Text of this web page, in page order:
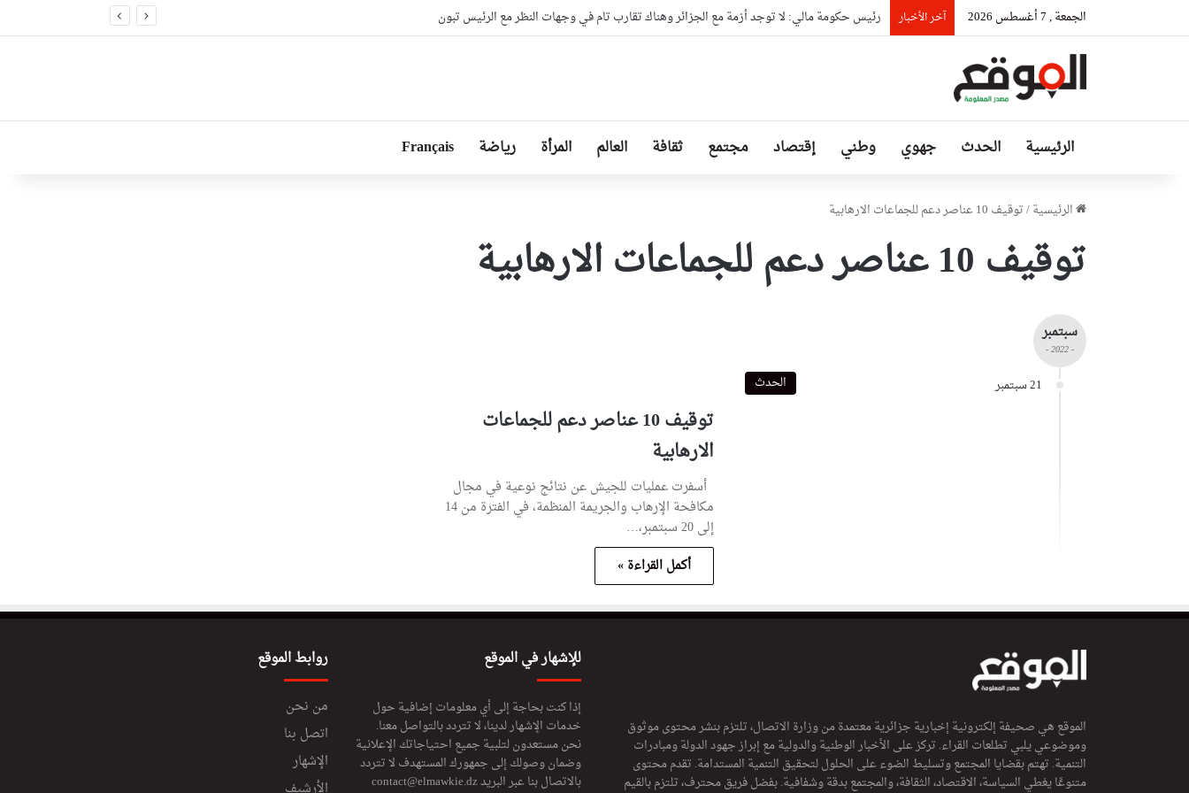
الجمعة , 7 أغسطس 2026 آخر الأخبار رئيس حكومة مالي: لا توجد أزمة مع الجزائر وهناك تقارب تام في وجهات النظر مع الرئيس تبون
الرئيسية الحدث جهوي وطني إقتصاد مجتمع ثقافة العالم المرأة رياضة Français
الرئيسية/توقيف 10 عناصر دعم للجماعات الارهابية
توقيف 10 عناصر دعم للجماعات الارهابية
سبتمبر
- 2022 -
21 سبتمبر الحدث
توقيف 10 عناصر دعم للجماعات
الارهابية
أسفرت عمليات للجيش عن نتائج نوعية في مجال
مكافحة الإرهاب والجريمة المنظمة، في الفترة من 14
إلى 20 سبتمبر،…
أكمل القراءة »
الموقع هي صحيفة إلكترونية إخبارية جزائرية معتمدة من وزارة الاتصال، تلتزم بنشر محتوى موثوق
وموضوعي يلبي تطلعات القراء. تركز على الأخبار الوطنية والدولية مع إبراز جهود الدولة ومبادرات
التنمية. تهتم بقضايا المجتمع وتسليط الضوء على الحلول لتحقيق التنمية المستدامة. تقدم محتوى
متنوعًا يغطي السياسة، الاقتصاد، الثقافة، والمجتمع بدقة وشفافية. بفضل فريق محترف، تلتزم بالقيم
للإشهار في الموقع
إذا كنت بحاجة إلى أي معلومات إضافية حول
خدمات الإشهار لدينا، لا تتردد بالتواصل معنا.
نحن مستعدون لتلبية جميع احتياجاتك الإعلانية
وضمان وصولك إلى جمهورك المستهدف لا تتردد
بالاتصال بنا عبر البريدcontact@elmawkie.dz
روابط الموقع
من نحن
اتصل بنا
الإشهار